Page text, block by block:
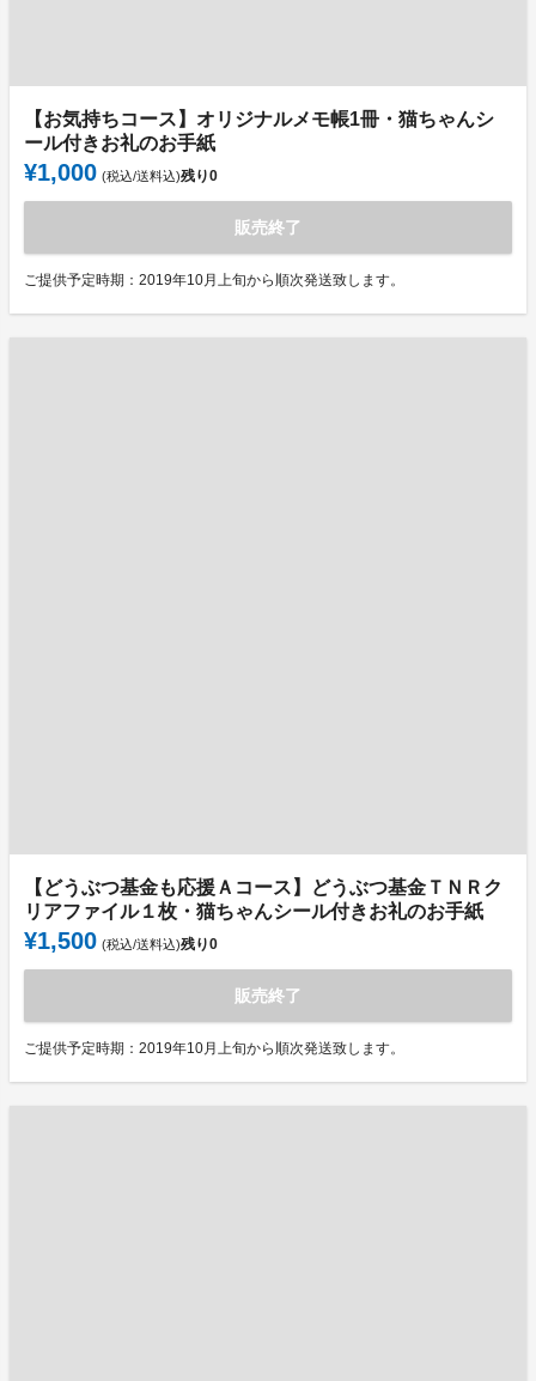
【お気持ちコース】オリジナルメモ帳1冊・猫ちゃんシ
ール付きお礼のお手紙
¥1,000 (税込/送料込)残り0
販売終了
ご提供予定時期：2019年10月上旬から順次発送致します。
【どうぶつ基金も応援Ａコース】どうぶつ基金ＴＮＲク
リアファイル１枚・猫ちゃんシール付きお礼のお手紙
¥1,500 (税込/送料込)残り0
販売終了
ご提供予定時期：2019年10月上旬から順次発送致します。